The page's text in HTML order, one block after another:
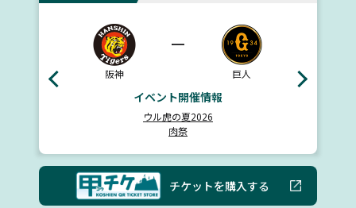
阪神
ー
巨人
イベント開催情報
ウル虎の夏2026
肉祭
チケットを購入する